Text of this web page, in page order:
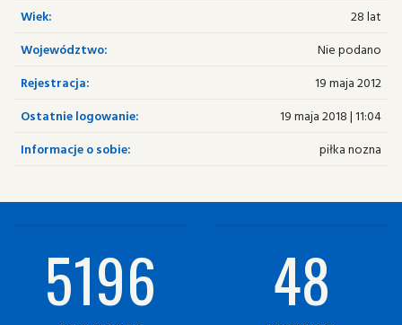
Wiek:
28 lat
Województwo:
Nie podano
Rejestracja:
19 maja 2012
Ostatnie logowanie:
19 maja 2018 | 11:04
Informacje o sobie:
piłka nozna
5196 48